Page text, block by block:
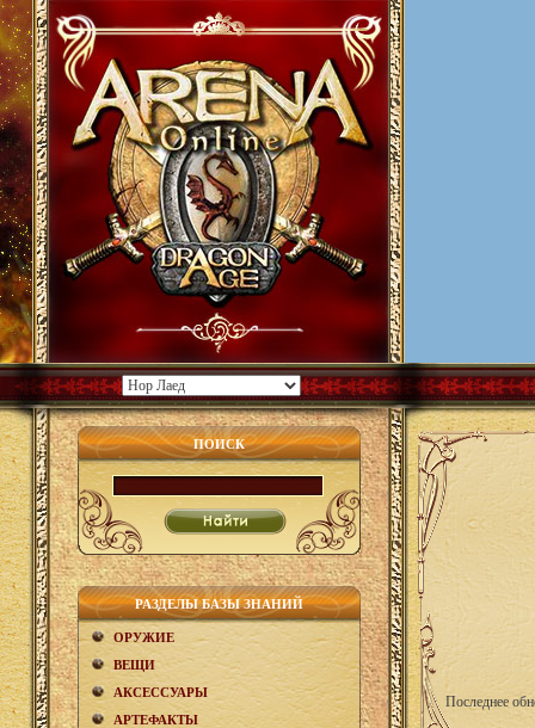
ПОИСК
РАЗДЕЛЫ БАЗЫ ЗНАНИЙ
ОРУЖИЕ
ВЕЩИ
АКCЕСCУАРЫ
АРТЕФАКТЫ
Последнее